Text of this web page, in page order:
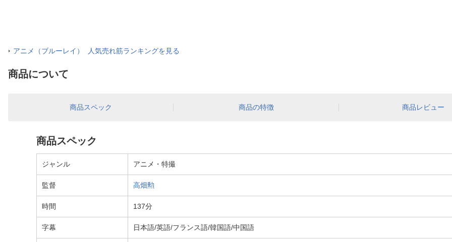
アニメ（ブルーレイ） 人気売れ筋ランキングを見る
商品について
商品スペック 商品の特徴 商品レビュー
商品スペック
ジャンル アニメ・特撮
監督 高畑勲
時間 137分
字幕 日本語/英語/フランス語/韓国語/中国語